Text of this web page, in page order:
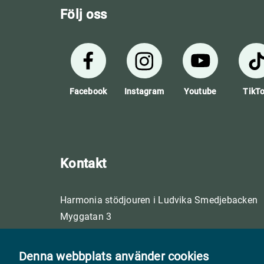
Denna webbplats använder cookies
Följ oss
Facebook Instagram Youtube
Kontakt
Harmonia stödjouren i Ludvika Smedjebacken
Myggatan 3
0240 199 10